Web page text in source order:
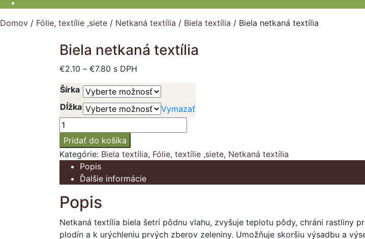
Domov / Fólie, textílie ,siete / Netkaná textília / Biela textília / Biela netkaná textília
Biela netkaná textília
€2.10 – €7.80 Price
€2.10
through
€7.80
s DPH
Šírka
Dĺžka
Vymazať
množstvo
Biela
netkaná
textília
Pridať do košíka
Kategórie: Biela textília, Fólie, textílie ,siete, Netkaná textília
Popis
Ďalšie informácie
Popis
Netkaná textília biela šetrí pôdnu vlahu, zvyšuje teplotu pôdy, chráni rastliny
plodín a k urýchleniu prvých zberov zeleniny. Umožňuje skoršiu výsadbu a